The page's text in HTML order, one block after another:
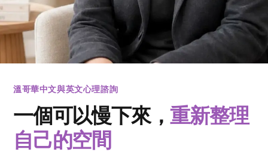
溫哥華中文與英文心理諮詢
一個可以慢下來，重新整理
自己的空間